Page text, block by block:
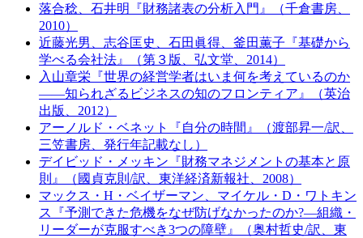
落合稔、石井明『財務諸表の分析入門』（千倉書房、
2010）
近藤光男、志谷匡史、石田眞得、釜田薫子『基礎から
学べる会社法』（第３版、弘文堂、2014）
入山章栄『世界の経営学者はいま何を考えているのか
――知られざるビジネスの知のフロンティア』（英治
出版、2012）
アーノルド・ベネット『自分の時間』（渡部昇一/訳、
三笠書房、発行年記載なし）
デイビッド・メッキン『財務マネジメントの基本と原
則』（國貞克則/訳、東洋経済新報社、2008）
マックス・H・ベイザーマン、マイケル・D・ワトキン
ス『予測できた危機をなぜ防げなかったのか?―組織・
リーダーが克服すべき3つの障壁』（奥村哲史/訳、東